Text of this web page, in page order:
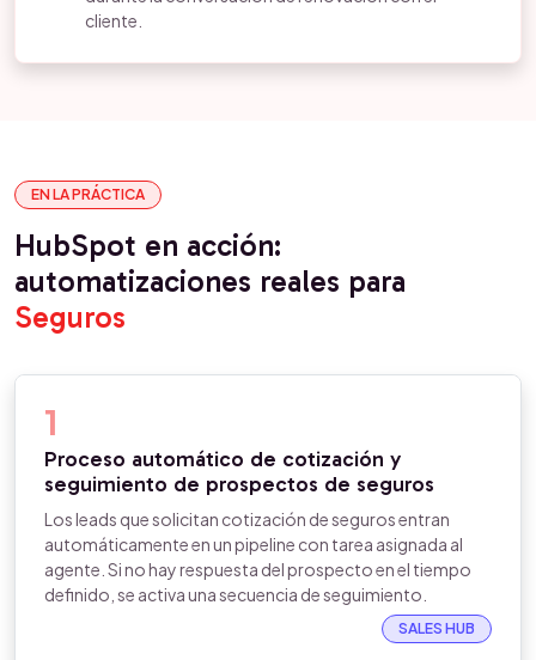
cliente.
EN LA PRÁCTICA
HubSpot en acción:
automatizaciones reales para
Seguros
1
Proceso automático de cotización y
seguimiento de prospectos de seguros
Los leads que solicitan cotización de seguros entran
automáticamente en un pipeline con tarea asignada al
agente. Si no hay respuesta del prospecto en el tiempo
definido, se activa una secuencia de seguimiento.
SALES HUB